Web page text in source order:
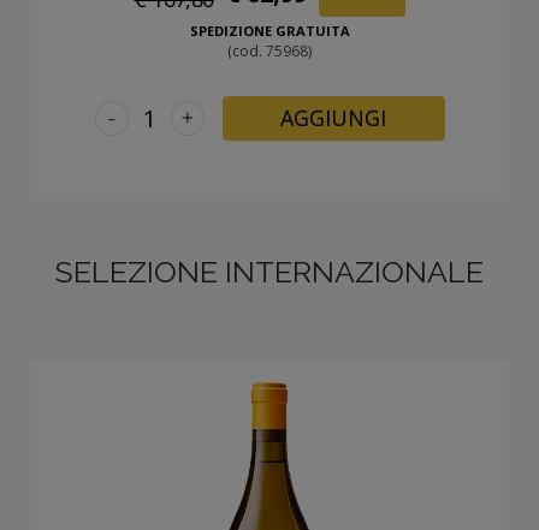
SPEDIZIONE GRATUITA
(cod. 75968)
+
- AGGIUNGI
SELEZIONE INTERNAZIONALE